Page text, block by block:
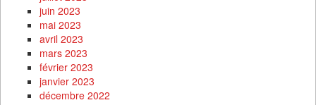
juin 2023
mai 2023
avril 2023
mars 2023
février 2023
janvier 2023
décembre 2022